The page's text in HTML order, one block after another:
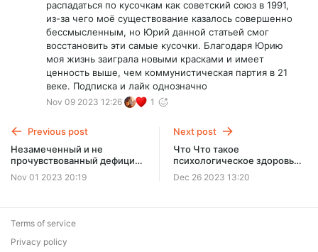
распадаться по кусочкам как советский союз в 1991,
из-за чего моё существование казалось совершенно
бессмысленным, но Юрий данной статьей смог
восстановить эти самые кусочки. Благодаря Юрию
моя жизнь заиграла новыми красками и имеет
ценность выше, чем коммунистическая партия в 21
веке. Подписка и лайк однозначно
Nov 09 2023 12:26 1
Previous post
Незамеченный и не
прочувствованный дефицит
матери создает
зависимость, направленную
Nov 01 2023 20:19
Next post
Что Что такое
психологическое здоровье
и почему это так важно?
Dec 26 2023 13:20
Terms of service
Privacy policy